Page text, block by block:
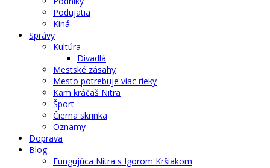
Podujatia
Kiná
Správy
Kultúra
Divadlá
Mestské zásahy
Mesto potrebuje viac rieky
Kam kráčaš Nitra
Šport
Čierna skrinka
Oznamy
Doprava
Blog
Fungujúca Nitra s Igorom Kršiakom